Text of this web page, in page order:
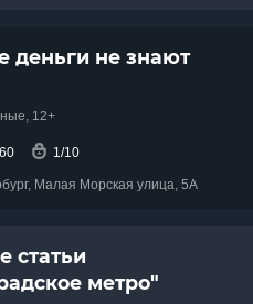
деньги не знают
12+
60 1/10
Малая Морская улица, 5А
статьи
метро"